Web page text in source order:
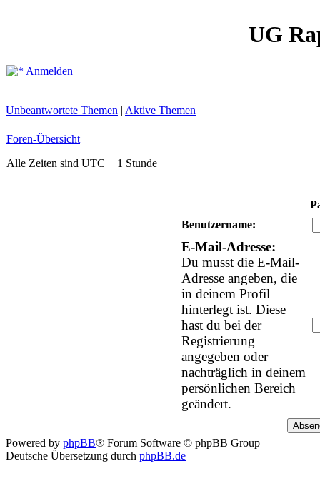
UG
Anmelden
Unbeantwortete Themen | Aktive Themen
Foren-Übersicht
Alle Zeiten sind UTC + 1 Stunde
Benutzername:
E-Mail-Adresse:
Du musst die E-Mail-
Adresse angeben, die
in deinem Profil
hinterlegt ist. Diese
hast du bei der
Registrierung
angegeben oder
nachträglich in deinem
persönlichen Bereich
geändert.
Powered by phpBB® Forum Software © phpBB Group
Deutsche Übersetzung durch phpBB.de